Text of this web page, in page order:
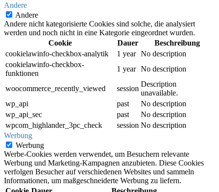
Andere
Andere
Andere nicht kategorisierte Cookies sind solche, die analysiert
werden und noch nicht in eine Kategorie eingeordnet wurden.
Cookie
Dauer
Beschreibung
cookielawinfo-checkbox-analytik
1 year No description
cookielawinfo-checkbox-
funktionen
1 year No description
woocommerce_recently_viewed session
Description
unavailable.
wp_api
past
No description
wp_api_sec
past
No description
wpcom_highlander_3pc_check
session No description
Werbung
Werbung
Werbe-Cookies werden verwendet, um Besuchern relevante
Werbung und Marketing-Kampagnen anzubieten. Diese Cookies
verfolgen Besucher auf verschiedenen Websites und sammeln
Informationen, um maßgeschneiderte Werbung zu liefern.